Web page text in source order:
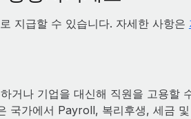
지급할 수 있습니다. 자세한 사항은
거나 기업을 대신해 직원을 고용할
국가에서 Payroll, 복리후생, 세금